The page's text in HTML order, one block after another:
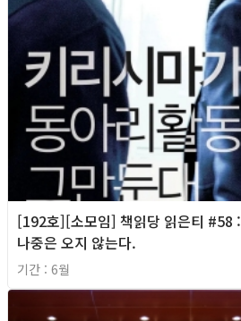
[192호][소모임] 책읽당 읽은티 #58
나중은 오지 않는다.
기간 : 6월